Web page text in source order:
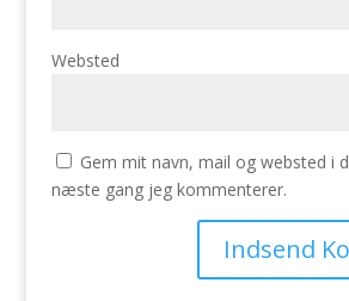
Websted
Gem mit navn, mail og websted i
næste gang jeg kommenterer.